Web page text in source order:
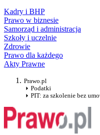
Kadry i BHP
Prawo w biznesie
Samorząd i administracja
Szkoły i uczelnie
Zdrowie
Prawo dla każdego
Akty Prawne
Prawo.pl
Podatki
PIT: za szkolenie bez